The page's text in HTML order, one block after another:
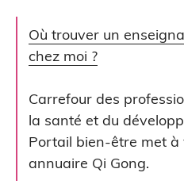
Où trouver un
chez moi ?
Carrefour des
la santé et du
Portail bien-être met à
annuaire Qi Gong.